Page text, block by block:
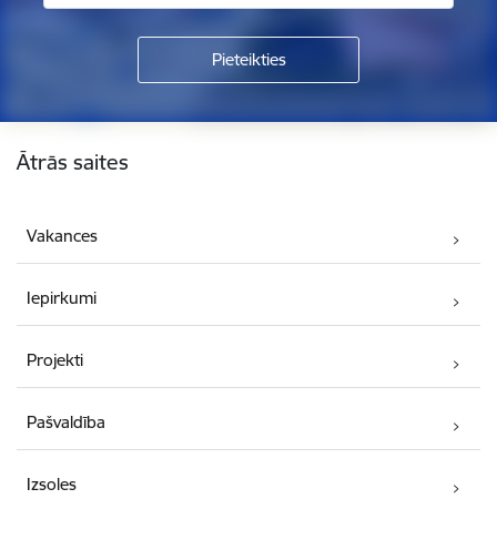
Ātrās saites
Vakances
Iepirkumi
Projekti
Pašvaldība
Izsoles